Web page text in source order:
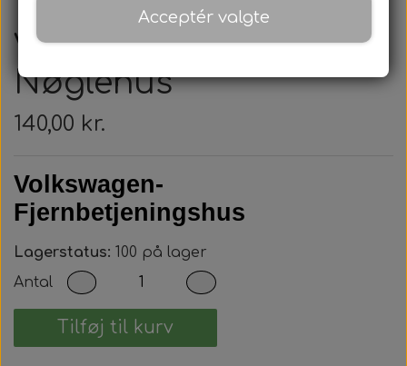
Volkswagen -
Nøglehus
140,00 kr.
Volkswagen-
Fjernbetjeningshus
Lagerstatus: 100 på lager
Antal
Tilføj til kurv
Acceptér valgte